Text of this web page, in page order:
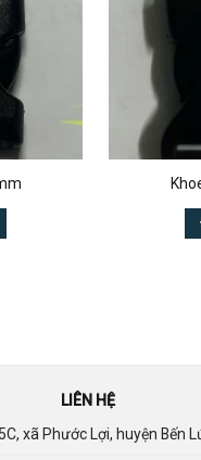
LIÊN HỆ
xã Phước Lợi, huyện Bến